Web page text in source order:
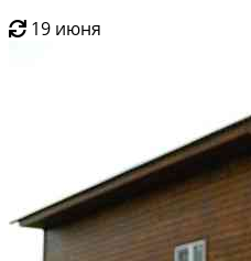
19 июня